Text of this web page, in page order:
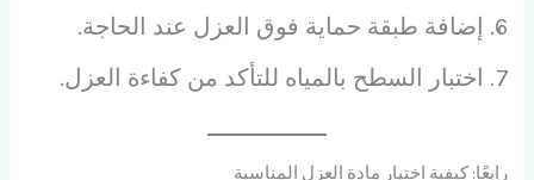
إضافة طبقة حماية فوق العزل عند الحاجة.
اختبار السطح بالمياه للتأكد من كفاءة العزل.
رابعًا: كيفية اختيار مادة العزل المناسبة